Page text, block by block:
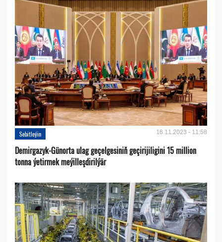
Sebitleýin 16.11.2023 - 11:58
Demirgazyk-Günorta ulag geçelgesiniň geçirijiligini 15 million
tonna ýetirmek meýilleşdirilýär